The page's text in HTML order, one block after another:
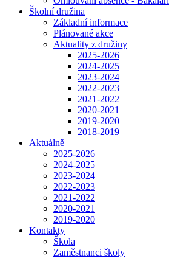
Školní družina
Základní informace
Plánované akce
Aktuality z družiny
2025-2026
2024-2025
2023-2024
2022-2023
2021-2022
2020-2021
2019-2020
2018-2019
Aktuálně
2025-2026
2024-2025
2023-2024
2022-2023
2021-2022
2020-2021
2019-2020
Kontakty
Škola
Zaměstnanci školy